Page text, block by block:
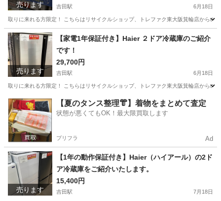
売ります 吉田駅 6月18日
取りに来れる方限定！ こちらはリサイクルショップ、トレファク東大阪箕輪店からの
大阪 東大阪市 吉田駅 季節、空調家電 YAMADA
売ります
【家電1年保証付き】Haier ２ドア冷蔵庫のご紹介
です！
29,700円
吉田駅 6月18日
取りに来れる方限定！ こちらはリサイクルショップ、トレファク東大阪箕輪店から
大阪 東大阪市 吉田駅 キッチン家電 貸し出し
【夏のタンス整理👘】着物をまとめて査定
状態が悪くてもOK！最大限買取します
プリフラ Ad
売ります
【1年の動作保証付き】Haier（ハイアール）の2ド
ア冷蔵庫をご紹介いたします。
15,400円
吉田駅 7月18日